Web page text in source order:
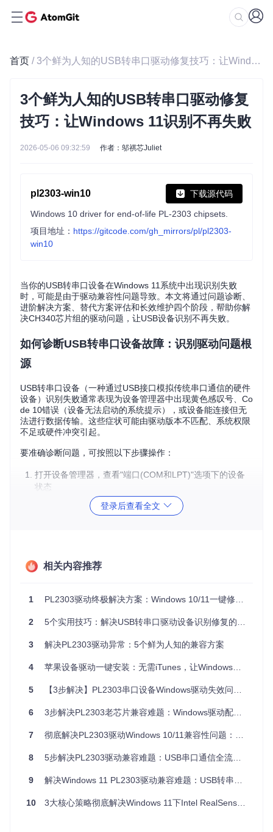
首页 / 3个鲜为人知的USB转串口驱动修复技巧：让Windows 11识别不再失败
3个鲜为人知的USB转串口驱动修复
技巧：让Windows 11识别不再失败
2026-05-06 09:32:59 作者：邬祺芯Juliet
pl2303-win10 下载源代码
Windows 10 driver for end-of-life PL-2303 chipsets.
项目地址： https://gitcode.com/gh_mirrors/pl/pl2303-
win10
当你的USB转串口设备在Windows 11系统中出现识别失败
时，可能是由于驱动兼容性问题导致。本文将通过问题诊断、
进阶解决方案、替代方案评估和长效维护四个阶段，帮助你解
决CH340芯片组的驱动问题，让USB设备识别不再失败。
如何诊断USB转串口设备故障：识别驱动问题根
源
USB转串口设备（一种通过USB接口模拟传统串口通信的硬件
设备）识别失败通常表现为设备管理器中出现黄色感叹号、Co
de 10错误（设备无法启动的系统提示），或设备能连接但无
法进行数据传输。这些症状可能由驱动版本不匹配、系统权限
不足或硬件冲突引起。
要准确诊断问题，可按照以下步骤操作：
打开设备管理器，查看"端口(COM和LPT)"选项下的设备
状态
右键点击有问题的设备，选择"属性"，查看"常规"选项卡中
字签名"则提示驱动签名问题。
如何应用进阶解决方案：两种高效修复方法
方法一：驱动回滚与兼容性模式设置
打开设备管理器，找到有问题的USB转串口设备
右键点击选择"属性"，切换到"驱动程序"选项卡
点击"回退驱动程序"，选择一个之前可用的版本（若灰色
则表示无备份版本）
计算机以查找驱动程序软件"
选"显示兼容硬件"
理器中是否仍有错误提示，尝试使用串口通信软件发送测试数
方法二：手动安装经过数字签名的驱动
从设备制造商官方网站下载适用于Windows 11的最新驱动
登录后查看全文
相关内容推荐
1 PL2303驱动终极解决方案：Windows 10/11一键修复指南
2 5个实用技巧：解决USB转串口驱动设备识别修复的终极方案
3 解决PL2303驱动异常：5个鲜为人知的兼容方案
4 苹果设备驱动一键安装：无需iTunes，让Windows完美识别iPhone
5 【3步解决】PL2303串口设备Windows驱动失效问题：让老旧硬件重获新生
6 3步解决PL2303老芯片兼容难题：Windows驱动配置完整方案
7 彻底解决PL2303驱动Windows 10/11兼容性问题：3大方案让USB转串口设备恢复工作
8 5步解决PL2303驱动兼容难题：USB串口通信全流程实战指南
9 解决Windows 11 PL2303驱动兼容难题：USB转串口设备识别失败的3个进阶方案
10 3大核心策略彻底解决Windows 11下Intel RealSense设备识别失败问题